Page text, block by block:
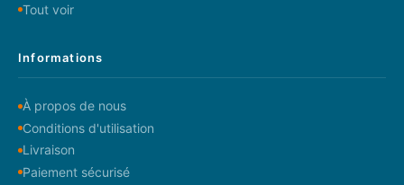
Tout voir
Informations
À propos de nous
Conditions d'utilisation
Livraison
Paiement sécurisé